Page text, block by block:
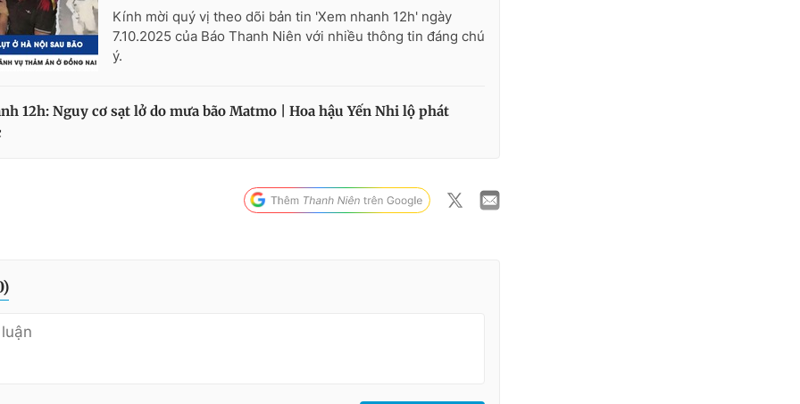
Kính mời quý vị theo dõi bản tin 'Xem nhanh 12h' ngày
7.10.2025 của Báo Thanh Niên với nhiều thông tin đáng chú
ý.
12h: Nguy cơ sạt lở do mưa bão Matmo | Hoa hậu Yến Nhi lộ phát
)